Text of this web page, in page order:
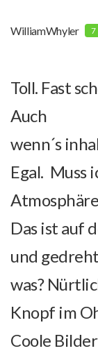
WilliamWhyler 7
Toll. Fast
Auch
wenn´s
Egal. Muss
Das ist auf
und
was?
Knopf im
Coole